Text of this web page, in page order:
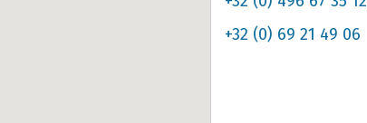
+32 (0) 69 21 49 06